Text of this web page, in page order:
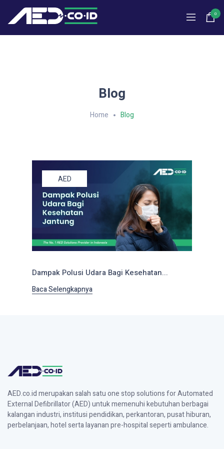
0
Blog
Home Blog
AED
Dampak Polusi Udara Bagi Kesehatan...
Baca Selengkapnya
AED.co.id merupakan salah satu one stop solutions for Automated
External Defibrillator (AED) untuk memenuhi kebutuhan berbagai
kalangan industri, institusi pendidikan, perkantoran, pusat hiburan,
perbelanjaan, hotel serta layanan pre-hospital seperti ambulance.